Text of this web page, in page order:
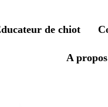
de chiot
A propos